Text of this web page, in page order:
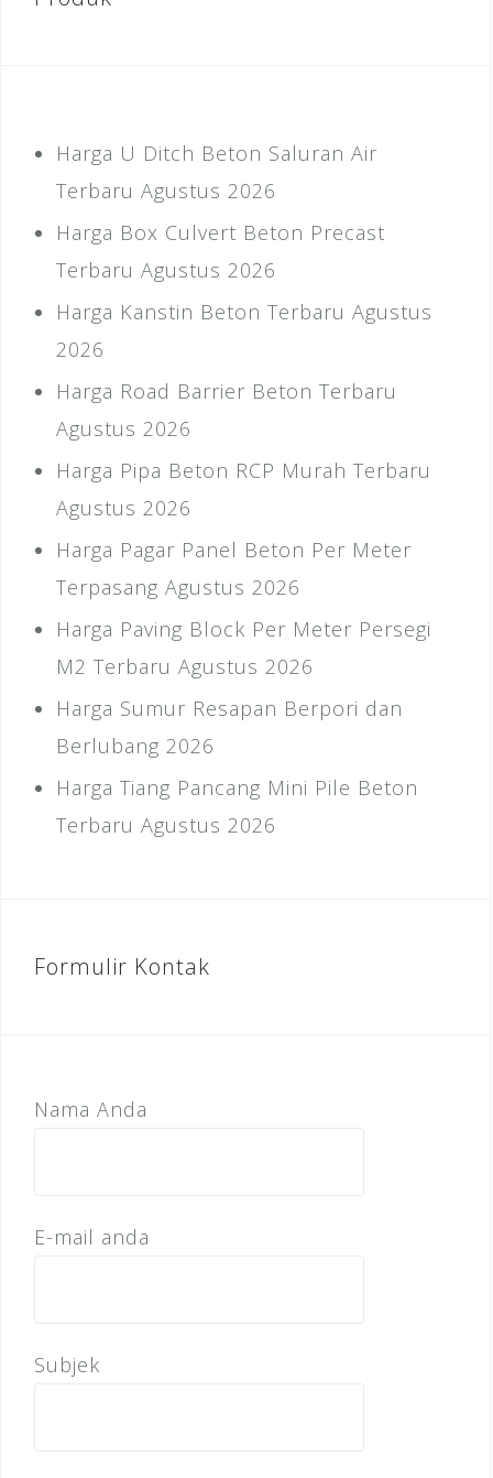
Harga U Ditch Beton Saluran Air
Terbaru Agustus 2026
Harga Box Culvert Beton Precast
Terbaru Agustus 2026
Harga Kanstin Beton Terbaru Agustus
2026
Harga Road Barrier Beton Terbaru
Agustus 2026
Harga Pipa Beton RCP Murah Terbaru
Agustus 2026
Harga Pagar Panel Beton Per Meter
Terpasang Agustus 2026
Harga Paving Block Per Meter Persegi
M2 Terbaru Agustus 2026
Harga Sumur Resapan Berpori dan
Berlubang 2026
Harga Tiang Pancang Mini Pile Beton
Terbaru Agustus 2026
Formulir Kontak
Nama Anda
E-mail anda
Subjek